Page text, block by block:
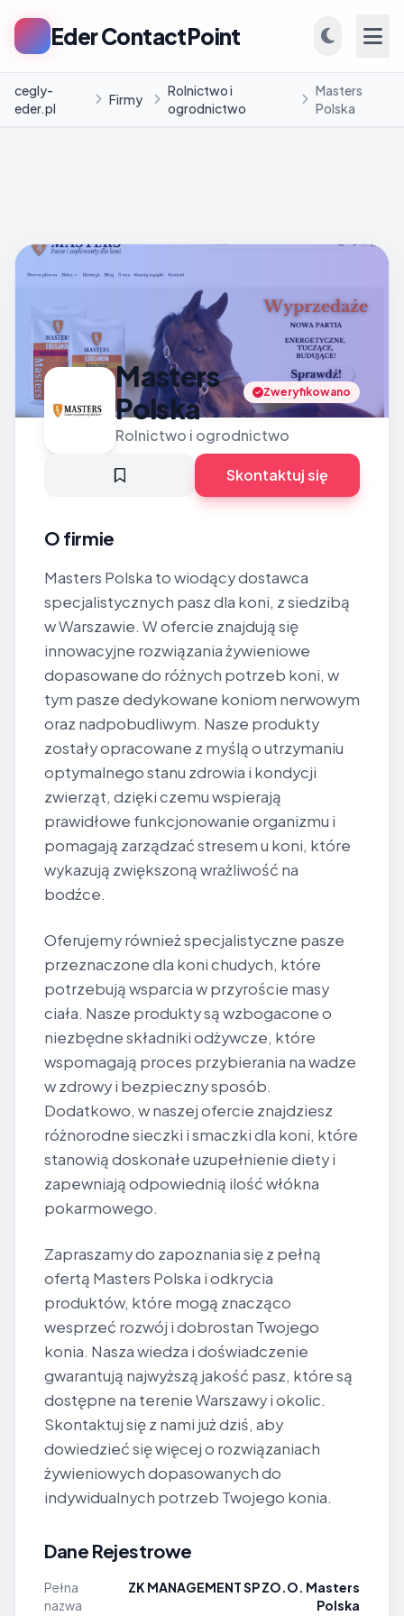
Eder ContactPoint
cegly-
eder.pl
Firmy
Rolnictwo i
ogrodnictwo
Masters
Polska
Masters
Polska
Zweryfikowano
Rolnictwo i ogrodnictwo
Skontaktuj się
O firmie
Masters Polska to wiodący dostawca
specjalistycznych pasz dla koni, z siedzibą
w Warszawie. W ofercie znajdują się
innowacyjne rozwiązania żywieniowe
dopasowane do różnych potrzeb koni, w
tym pasze dedykowane koniom nerwowym
oraz nadpobudliwym. Nasze produkty
zostały opracowane z myślą o utrzymaniu
optymalnego stanu zdrowia i kondycji
zwierząt, dzięki czemu wspierają
prawidłowe funkcjonowanie organizmu i
pomagają zarządzać stresem u koni, które
wykazują zwiększoną wrażliwość na
bodźce.
Oferujemy również specjalistyczne pasze
przeznaczone dla koni chudych, które
potrzebują wsparcia w przyroście masy
ciała. Nasze produkty są wzbogacone o
niezbędne składniki odżywcze, które
wspomagają proces przybierania na wadze
w zdrowy i bezpieczny sposób.
Dodatkowo, w naszej ofercie znajdziesz
różnorodne sieczki i smaczki dla koni, które
stanowią doskonałe uzupełnienie diety i
zapewniają odpowiednią ilość włókna
pokarmowego.
Zapraszamy do zapoznania się z pełną
ofertą Masters Polska i odkrycia
produktów, które mogą znacząco
wesprzeć rozwój i dobrostan Twojego
konia. Nasza wiedza i doświadczenie
gwarantują najwyższą jakość pasz, które są
dostępne na terenie Warszawy i okolic.
Skontaktuj się z nami już dziś, aby
dowiedzieć się więcej o rozwiązaniach
żywieniowych dopasowanych do
indywidualnych potrzeb Twojego konia.
Dane Rejestrowe
Pełna
nazwa
ZK MANAGEMENT SP ZO.O. Masters
Polska